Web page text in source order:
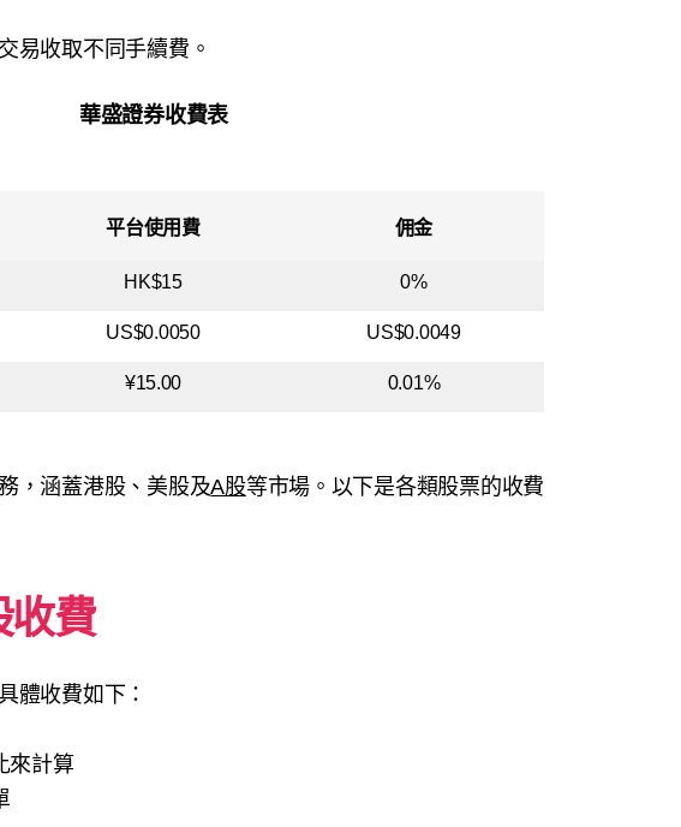
易收取不同手續費。
華盛證券收費表
平台使用費 佣金
HK$15 0%
US$0.0050 US$0.0049
¥15.00 0.01%
，涵蓋港股、美股及A股等市場。以下是各類股票的收費
收費
體收費如下：
來計算